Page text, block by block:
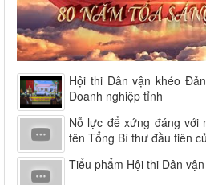
Hội thi Dân vận khéo
Doanh nghiệp tỉnh
Nỗ lực để xứng đáng với
tên Tổng Bí thư đầu tiên
Tiểu phẩm Hội thi Dân